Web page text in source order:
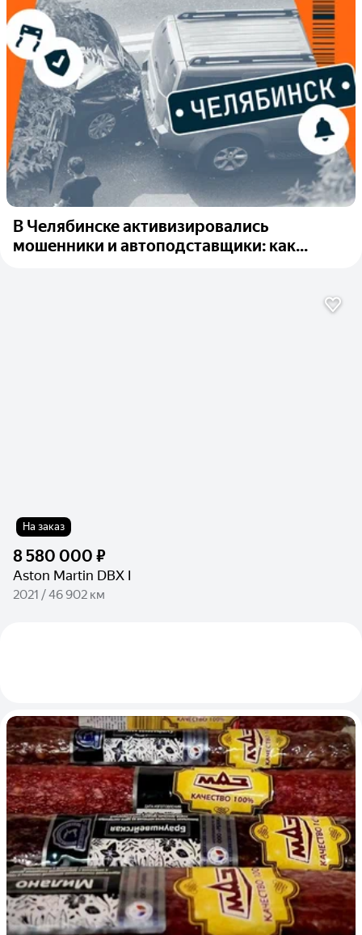
В Челябинске активизировались
мошенники и автоподставщики: как...
На заказ
8 580 000 ₽
Aston Martin DBX I
2021 / 46 902 км